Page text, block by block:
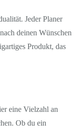
Jeder Planer
deinen Wünschen
Produkt, das
eine Vielzahl an
Ob du ein